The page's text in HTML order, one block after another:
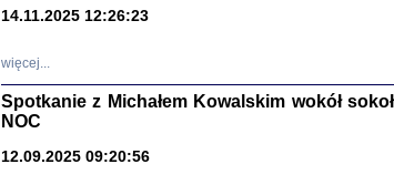
14.11.2025 12:26:23
więcej...
Spotkanie z Michałem Kowalskim wokół
NOC
12.09.2025 09:20:56